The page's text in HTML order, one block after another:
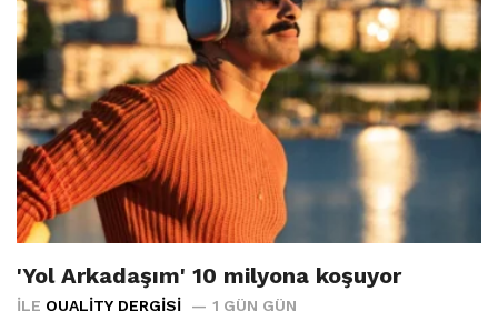
'Yol Arkadaşım' 10 milyona koşuyor
İLE QUALITY DERGISI 1 GÜN GÜN